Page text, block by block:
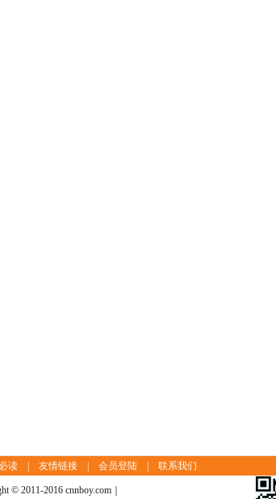
读| 友情链接| 会员登陆| 联系我们
© 2011-2016 cnnboy.com｜